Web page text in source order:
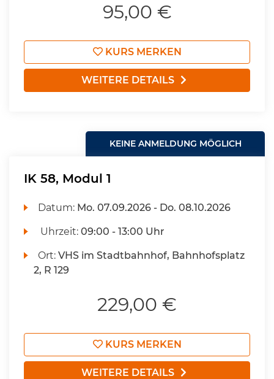
95,00 €
KURS MERKEN
WEITERE DETAILS
KEINE ANMELDUNG MÖGLICH
IK 58, Modul 1
Datum: Mo. 07.09.2026 - Do. 08.10.2026
Uhrzeit:09:00 - 13:00 Uhr
Ort:VHS im Stadtbahnhof, Bahnhofsplatz
2, R 129
229,00 €
KURS MERKEN
WEITERE DETAILS